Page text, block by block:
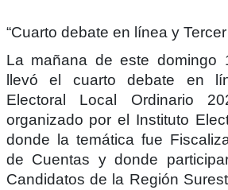
“Cuarto debate en línea y
La mañana de este domingo
llevó el cuarto debate en
Electoral Local Ordinario
organizado por el Instituto
donde la temática fue
de Cuentas y donde
Candidatos de la Región